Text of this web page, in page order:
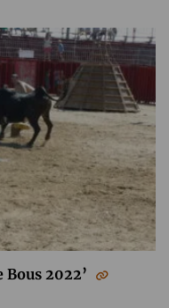
Bous 2022’